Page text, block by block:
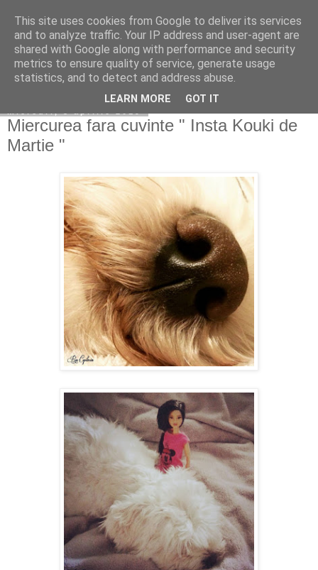
Copilarim
Miercurea fara cuvinte " Insta Kouki de
Martie "
This site uses cookies from Google to deliver its services
and to analyze traffic. Your IP address and user-agent are
shared with Google along with performance and security
metrics to ensure quality of service, generate usage
statistics, and to detect and address abuse.
LEARN MORE GOT IT